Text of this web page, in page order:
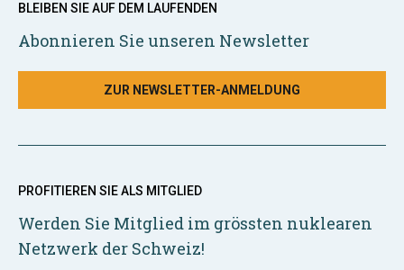
BLEIBEN SIE AUF DEM LAUFENDEN
Abonnieren Sie unseren Newsletter
ZUR NEWSLETTER-ANMELDUNG
PROFITIEREN SIE ALS MITGLIED
Werden Sie Mitglied im grössten nuklearen
Netzwerk der Schweiz!